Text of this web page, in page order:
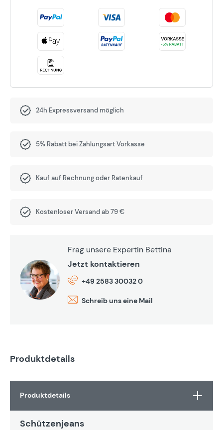
24h Expressversand möglich
5% Rabatt bei Zahlungsart Vorkasse
Kauf auf Rechnung oder Ratenkauf
Kostenloser Versand ab 79 €
Frag unsere Expertin Bettina
Jetzt kontaktieren
+49 2583 30032 0
Schreib uns eine Mail
Produktdetails
Produktdetails
Schützenjeans